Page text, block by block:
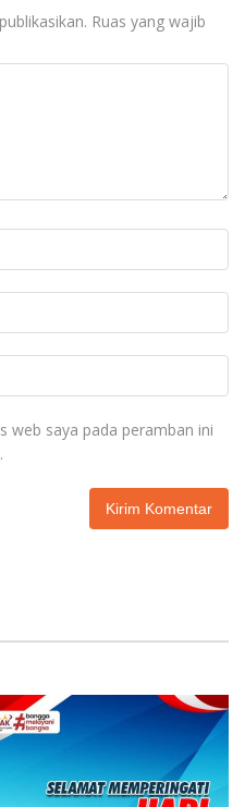
Ruas yang wajib
web saya pada peramban ini